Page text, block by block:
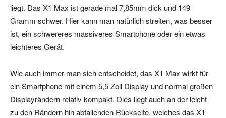
liegt. Das X1 Max ist gerade mal 7,85mm dick und 149
Gramm schwer. Hier kann man natürlich streiten, was besser
ist, ein schwereres massiveres Smartphone oder ein etwas
leichteres Gerät.
Wie auch immer man sich entscheidet, das X1 Max wirkt für
ein Smartphone mit einem 5,5 Zoll Display und normal großen
Displayrändern relativ kompakt. Dies liegt auch an der leicht
zu den Rändern hin abfallenden Rückseite, welches das X1